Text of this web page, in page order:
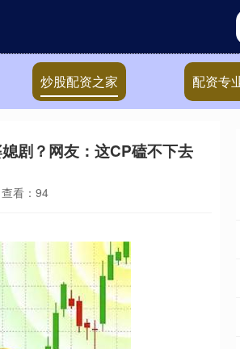
炒股配资之家 配资专
剧？网友：这CP磕不下去
查看：94